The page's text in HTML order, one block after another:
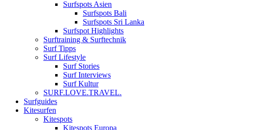
Surfspots Asien
Surfspots Bali
Surfspots Sri Lanka
Surfspot Highlights
Surftraining & Surftechnik
Surf Tipps
Surf Lifestyle
Surf Stories
Surf Interviews
Surf Kultur
SURF.LOVE.TRAVEL.
Surfguides
Kitesurfen
Kitespots
Kitespots Europa